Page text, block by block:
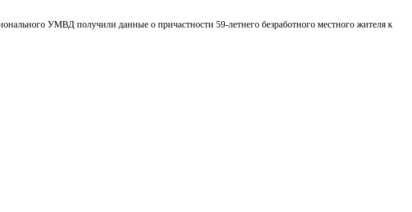
УМВД получили данные о причастности 59-летнего безработного местного жителя к